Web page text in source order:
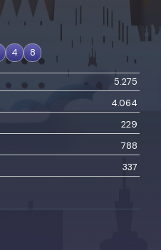
4 8
5.275
4.064
229
788
337